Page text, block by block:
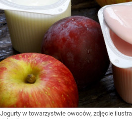
Jogurty w towarzystwie owoców, zdjęcie